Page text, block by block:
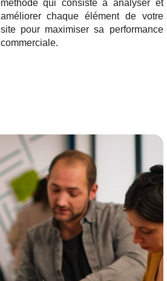
méthode qui consiste à analyser et
améliorer chaque élément de votre
site pour maximiser sa performance
commerciale.